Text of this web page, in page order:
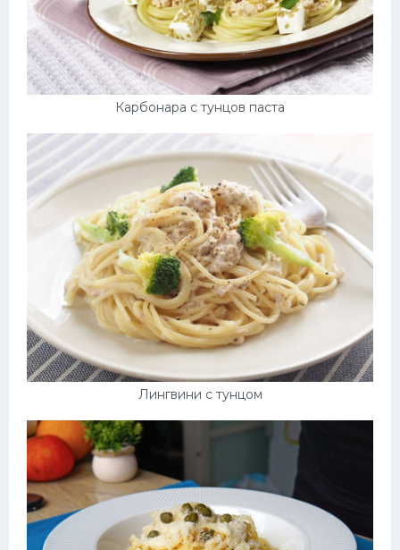
Карбонара с тунцов паста
Лингвини с тунцом